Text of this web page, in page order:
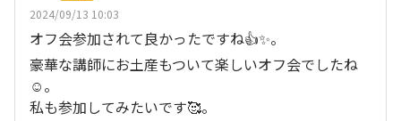
2024/09/13 10:03
オフ会参加されて良かったですね👍✨。
豪華な講師にお土産もついて楽しいオフ会でしたね
☺。
私も参加してみたいです🥰️。